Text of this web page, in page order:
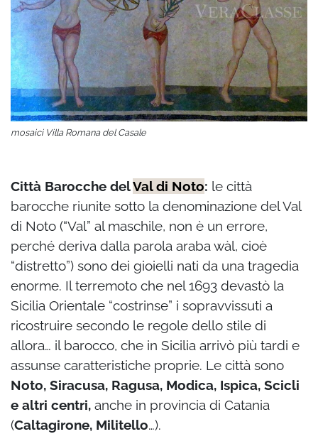
mosaici Villa Romana del Casale
Città Barocche delVal di Noto: le città
barocche riunite sotto la denominazione del Val
di Noto (“Val” al maschile, non è un errore,
perché deriva dalla parola araba wàl, cioè
“distretto”) sono dei gioielli nati da una tragedia
enorme. Il terremoto che nel 1693 devastò la
Sicilia Orientale “costrinse” i sopravvissuti a
ricostruire secondo le regole dello stile di
allora… il barocco, che in Sicilia arrivò più tardi e
assunse caratteristiche proprie. Le città sono
Noto, Siracusa, Ragusa, Modica, Ispica, Scicli
e altri centri, anche in provincia di Catania
(Caltagirone, Militello…).